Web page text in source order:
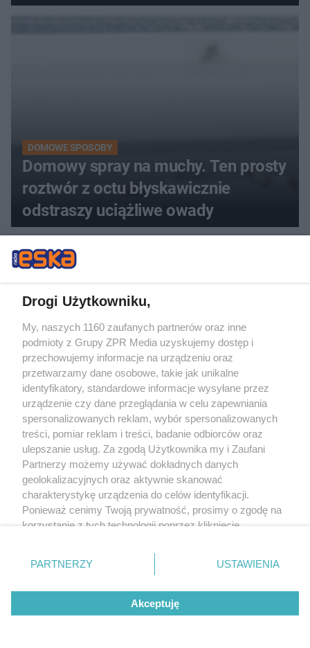
DOMOWE SPOSOBY
Domowy spray na muchy. Ten prosty
roztwór z octu błyskawicznie
odstraszy uciążliwe owady
ZOBACZ WIĘCEJ
Drogi Użytkowniku,
My, naszych 1160 zaufanych partnerów oraz inne
podmioty z Grupy ZPR Media uzyskujemy dostęp i
przechowujemy informacje na urządzeniu oraz
przetwarzamy dane osobowe, takie jak unikalne
identyfikatory, standardowe informacje wysyłane przez
urządzenie czy dane przeglądania w celu zapewniania
spersonalizowanych reklam, wybór spersonalizowanych
treści, pomiar reklam i treści, badanie odbiorców oraz
ulepszanie usług. Za zgodą Użytkownika my i Zaufani
Partnerzy możemy używać dokładnych danych
geolokalizacyjnych oraz aktywnie skanować
charakterystykę urządzenia do celów identyfikacji.
Ponieważ cenimy Twoją prywatność, prosimy o zgodę na
korzystanie z tych technologii poprzez kliknięcie
zmienić/wycofać klikając przycisk ustawień prywatności
znajdujący się w lewym dolnym rogu strony
rodzaje przetwarzania danych nie wymagają zgody
użytkownika, ale masz prawo sprzeciwić się takiemu
przetwarzaniu. Preferencje będą miały zastosowanie tylko
PARTNERZY USTAWIENIA
Akceptuję